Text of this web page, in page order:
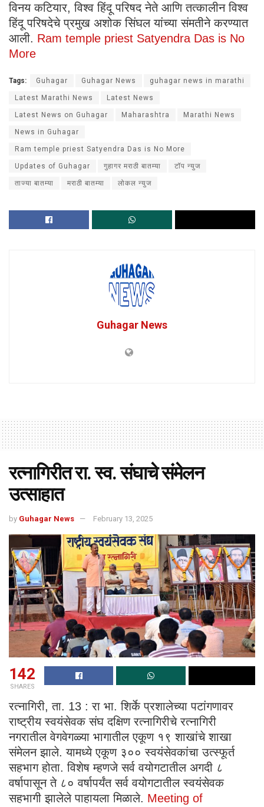
विनय कटियार, विश्व हिंदू परिषद नेते आणि तत्कालीन विश्व
हिंदू परिषदेचे प्रमुख अशोक सिंघल यांच्या संमतीने करण्यात
आली. Ram temple priest Satyendra Das is No
More
Tags: Guhagar Guhagar News guhagar news in marathi
Latest Marathi News Latest News
Latest News on Guhagar Maharashtra Marathi News
News in Guhagar
Ram temple priest Satyendra Das is No More
Updates of Guhagar गुहागर मराठी बातम्या टॉप न्युज
ताज्या बातम्या मराठी बातम्या लोकल न्युज
Guhagar News
रत्नागिरीत रा. स्व. संघाचे संमेलन
उत्साहात
by Guhagar News February 13, 2025
142
SHARES
रत्नागिरी, ता. 13 : रा भा. शिर्के प्रशालेच्या पटांगणावर
राष्ट्रीय स्वयंसेवक संघ दक्षिण रत्नागिरीचे रत्नागिरी
नगरातील वेगवेगळ्या भागातील एकूण १९ शाखांचे शाखा
संमेलन झाले. यामध्ये एकूण ३०० स्वयंसेवकांचा उत्स्फूर्त
सहभाग होता. विशेष म्हणजे सर्व वयोगटातील अगदी ८
वर्षापासून ते ८० वर्षापर्यंत सर्व वयोगटातील स्वयंसेवक
सहभागी झालेले पाहायला मिळाले. Meeting of